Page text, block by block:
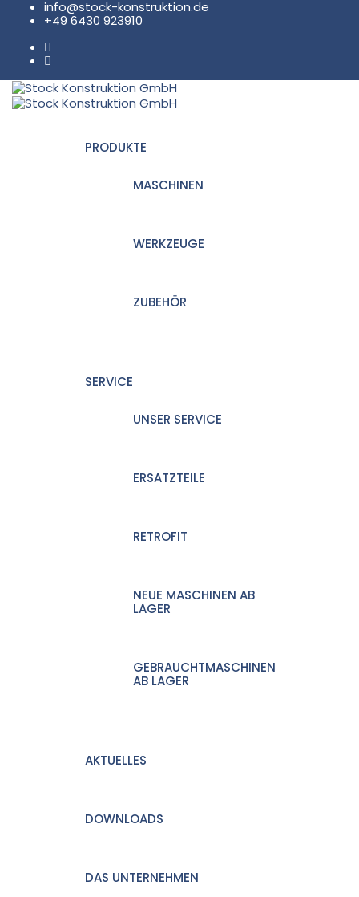
info@stock-konstruktion.de
+49 6430 923910
PRODUKTE
MASCHINEN
WERKZEUGE
ZUBEHÖR
SERVICE
UNSER SERVICE
ERSATZTEILE
RETROFIT
NEUE MASCHINEN AB
LAGER
GEBRAUCHTMASCHINEN
AB LAGER
AKTUELLES
DOWNLOADS
DAS UNTERNEHMEN